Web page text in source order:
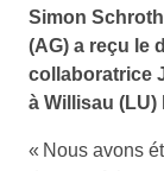
Simon
(AG) a reçu le
collaboratrice
à Willisau (LU)
« Nous avons